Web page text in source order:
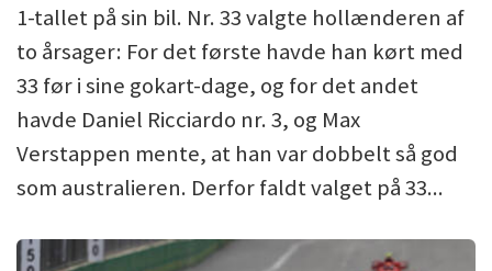
1-tallet på sin bil. Nr. 33 valgte hollænderen af
to årsager: For det første havde han kørt med
33 før i sine gokart-dage, og for det andet
havde Daniel Ricciardo nr. 3, og Max
Verstappen mente, at han var dobbelt så god
som australieren. Derfor faldt valget på 33...